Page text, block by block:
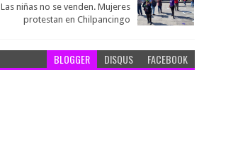
Las niñas no se venden. Mujeres
protestan en Chilpancingo
BLOGGER DISQUS FACEBOOK